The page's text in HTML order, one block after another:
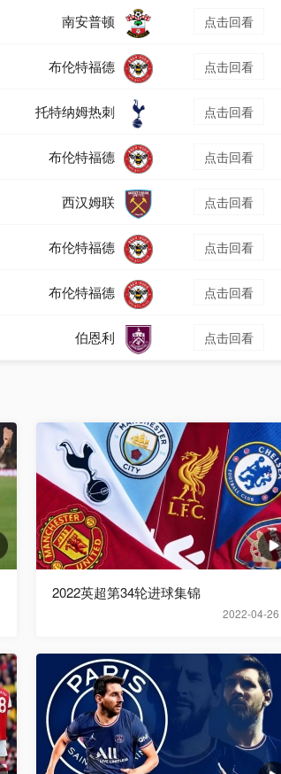
南安普顿 点击回看
布伦特福德 点击回看
托特纳姆热刺 点击回看
布伦特福德 点击回看
西汉姆联 点击回看
布伦特福德 点击回看
布伦特福德 点击回看
伯恩利 点击回看
2022-04-26
2022英超第34轮进球集锦